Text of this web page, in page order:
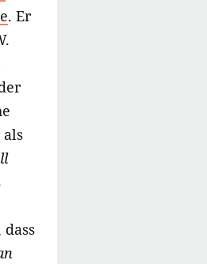
. Er
als